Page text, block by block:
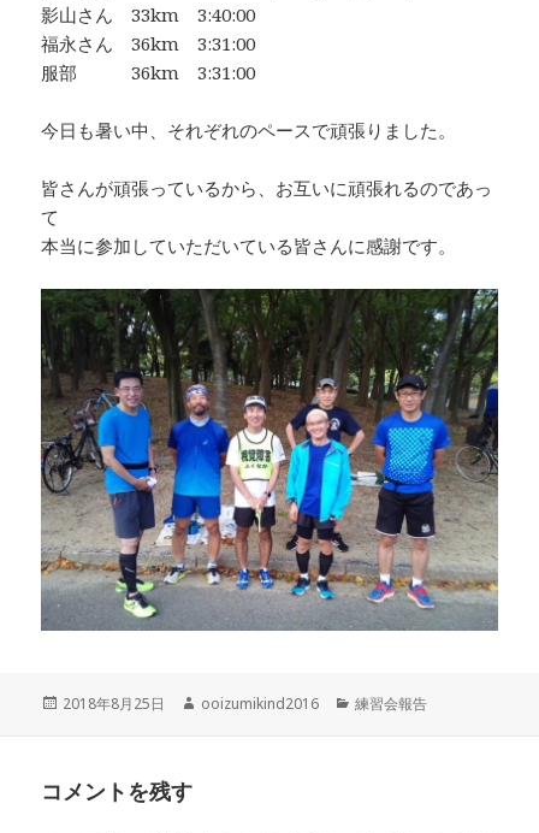
影山さん 33km 3:40:00
福永さん 36km 3:31:00
服部 36km 3:31:00
今日も暑い中、それぞれのペースで頑張りました。
皆さんが頑張っているから、お互いに頑張れるのであっ
て
本当に参加していただいている皆さんに感謝です。
投
2018年8月25日
作
ooizumikind2016
カ
練習会報告
コメントを残す